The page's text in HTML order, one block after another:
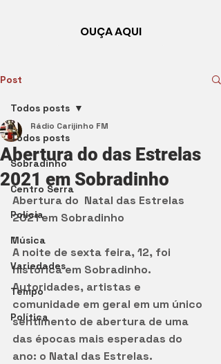
OUÇA AQUI
Post
Todos posts
Sobradinho
Centro Serra
Polícia
Música
Variedades
Tempo
Política
Todos posts
Abertura do das Estrelas
2021 em Sobradinho
Rádio Carijinho FM
Abertura do  Natal das Estrelas
2021 em Sobradinho
.
A noite de sexta feira, 12, foi
histórica em Sobradinho.
Autoridades, artistas e
comunidade em geral em um único
sentimento de abertura de uma
das épocas mais esperadas do
ano: o Natal das Estrelas.